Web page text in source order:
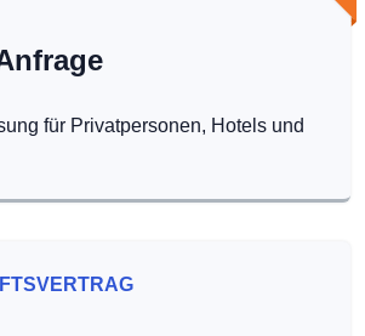
für Privatpersonen, Hotels und